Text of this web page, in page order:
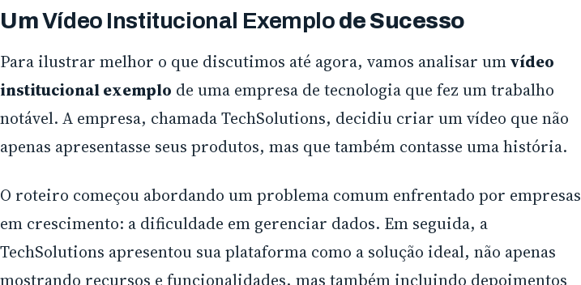
UmVídeo Institucional Exemplo de Sucesso
Para ilustrar melhor o que discutimos até agora, vamos analisar umvídeo
institucional exemplo de uma empresa de tecnologia que fez um trabalho
notável. A empresa, chamada TechSolutions, decidiu criar um vídeo que não
apenas apresentasse seus produtos, mas que também contasse uma história.
O roteiro começou abordando um problema comum enfrentado por empresas
em crescimento: a dificuldade em gerenciar dados. Em seguida, a
TechSolutions apresentou sua plataforma como a solução ideal, não apenas
mostrando recursos e funcionalidades, mas também incluindo depoimentos